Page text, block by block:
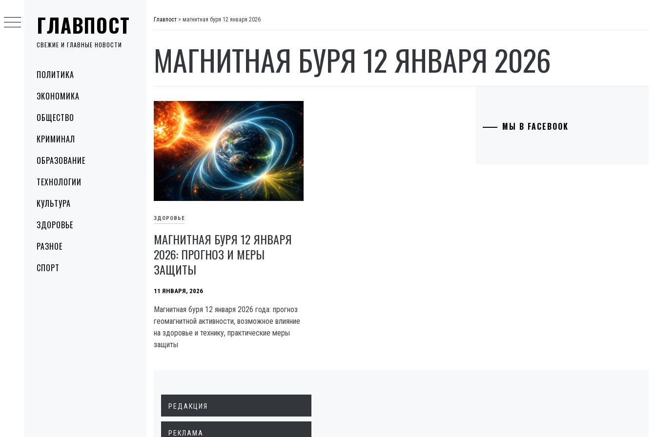
ГЛАВПОСТ
СВЕЖИЕ И ГЛАВНЫЕ НОВОСТИ
MenuПОЛИТИКА
ЭКОНОМИКА
ОБЩЕСТВО
КРИМИНАЛ
ОБРАЗОВАНИЕ
ТЕХНОЛОГИИ
КУЛЬТУРА
ЗДОРОВЬЕ
РАЗНОЕ
СПОРТ
to
content
Главпост > магнитная буря 12 января 2026
МАГНИТНАЯ БУРЯ 12 ЯНВАРЯ 2026
ЗДОРОВЬЕ
МАГНИТНАЯ БУРЯ 12 ЯНВАРЯ
2026: ПРОГНОЗ И МЕРЫ
ЗАЩИТЫ
11 ЯНВАРЯ, 2026
Магнитная буря 12 января 2026 года: прогноз
геомагнитной активности, возможное влияние
на здоровье и технику, практические меры
защиты
МЫ В FACEBOOK
РЕДАКЦИЯ
РЕКЛАМА